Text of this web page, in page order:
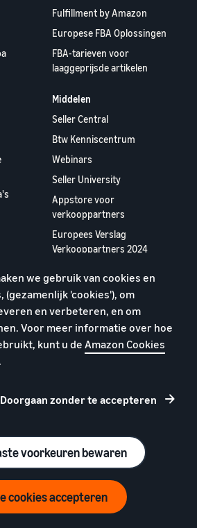
Fulfillment by Amazon
Europese FBA Oplossingen
FBA-tarieven voor
laaggeprijsde artikelen
Middelen
Seller Central
Btw Kenniscentrum
Webinars
Seller University
Appstore voor
verkooppartners
Europees Verslag
Verkooppartners 2024
Inc. en dochterondernemingen
we gebruik van cookies en
'cookies'), om
en verbeteren, en om
Voor meer informatie over hoe
kunt u de Amazon Cookies
Doorgaan zonder te accepteren
voorkeuren bewaren
cookies accepteren